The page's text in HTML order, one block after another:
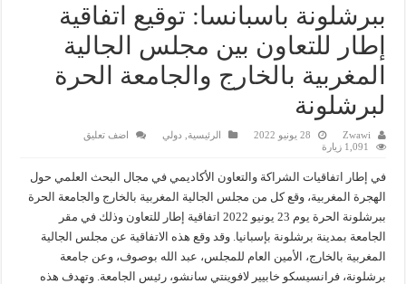
ببرشلونة باسبانسا: توقيع اتفاقية
إطار للتعاون بين مجلس الجالية
المغربية بالخارج والجامعة الحرة
لبرشلونة
Zwawi 28 يونيو 2022 الرئيسية دولي
اضف تعليق
1,091 زيارة
في إطار اتفاقيات الشراكة والتعاون الأكاديمي في مجال البحث العلمي حول
الهجرة المغربية، وقع كل من مجلس الجالية المغربية بالخارج والجامعة الحرة
ببرشلونة الحرة يوم 23 يونيو 2022 اتفاقية إطار للتعاون وذلك في مقر
الجامعة بمدينة برشلونة بإسبانيا. وقد وقع هذه الاتفاقية عن مجلس الجالية
المغربية بالخارج، الأمين العام للمجلس، عبد الله بوصوف، وعن جامعة
برشلونة، فرانسيسكو خابيير لافوينتي سانشو، رئيس الجامعة. وتهدف هذه